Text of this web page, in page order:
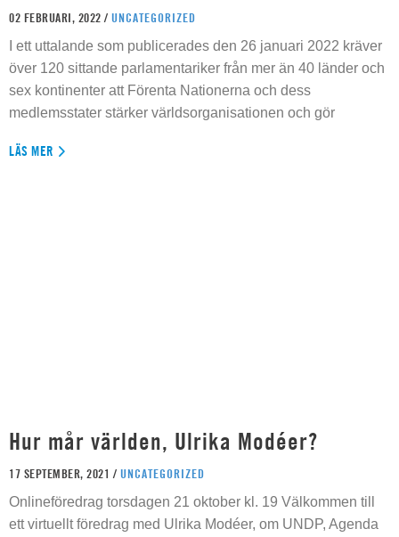
02 FEBRUARI, 2022 / UNCATEGORIZED
I ett uttalande som publicerades den 26 januari 2022 kräver
över 120 sittande parlamentariker från mer än 40 länder och
sex kontinenter att Förenta Nationerna och dess
medlemsstater stärker världsorganisationen och gör
LÄS MER
Hur mår världen, Ulrika Modéer?
17 SEPTEMBER, 2021 / UNCATEGORIZED
Onlineföredrag torsdagen 21 oktober kl. 19 Välkommen till
ett virtuellt föredrag med Ulrika Modéer, om UNDP, Agenda